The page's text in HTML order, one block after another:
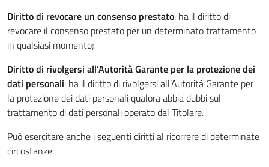
Diritto di revocare un consenso prestato: ha il diritto di
revocare il consenso prestato per un determinato trattamento
in qualsiasi momento;
Diritto di rivolgersi all’Autorità Garante per la protezione dei
dati personali: ha il diritto di rivolgersi all’Autorità Garante per
la protezione dei dati personali qualora abbia dubbi sul
trattamento di dati personali operato dal Titolare.
Può esercitare anche i seguenti diritti al ricorrere di determinate
circostanze: